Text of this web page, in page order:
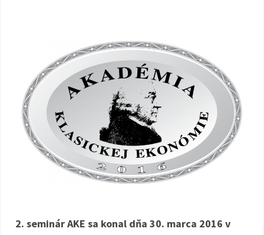
2. seminár AKE sa konal dňa 30. marca 2016 v